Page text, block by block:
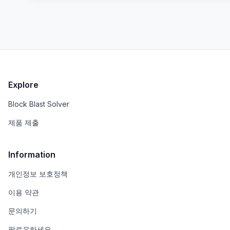
Explore
Block Blast Solver
제품 제출
Information
개인정보 보호정책
이용 약관
문의하기